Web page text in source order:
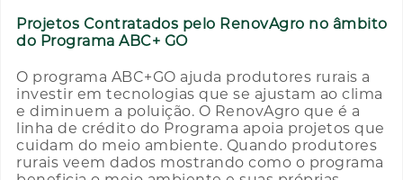
Projetos Contratados pelo RenovAgro no âmbito
do Programa ABC+ GO
O programa ABC+GO ajuda produtores rurais a
investir em tecnologias que se ajustam ao clima
e diminuem a poluição. O RenovAgro que é a
linha de crédito do Programa apoia projetos que
cuidam do meio ambiente. Quando produtores
rurais veem dados mostrando como o programa